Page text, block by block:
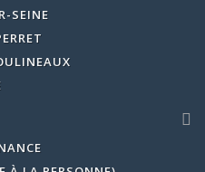
SEINE